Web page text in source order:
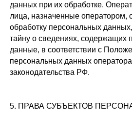
данных при их обработке.
лица, назначенные
обработку персональных
тайну о сведениях, содержащих
данные, в соответствии с
персональных данных
законодательства РФ.
5. ПРАВА СУБЪЕКТОВ